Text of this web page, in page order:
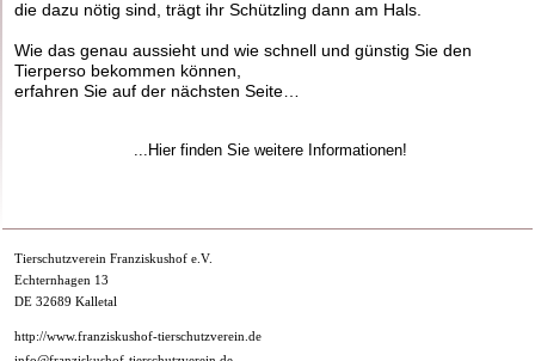
die dazu nötig sind, trägt ihr Schützling dann am Hals.
Wie das genau aussieht und wie schnell und günstig Sie den
Tierperso bekommen können,
erfahren Sie auf der nächsten Seite…
...Hier finden Sie weitere Informationen!
Tierschutzverein Franziskushof e.V.
Echternhagen 13
DE 32689 Kalletal
http://www.franziskushof-tierschutzverein.de